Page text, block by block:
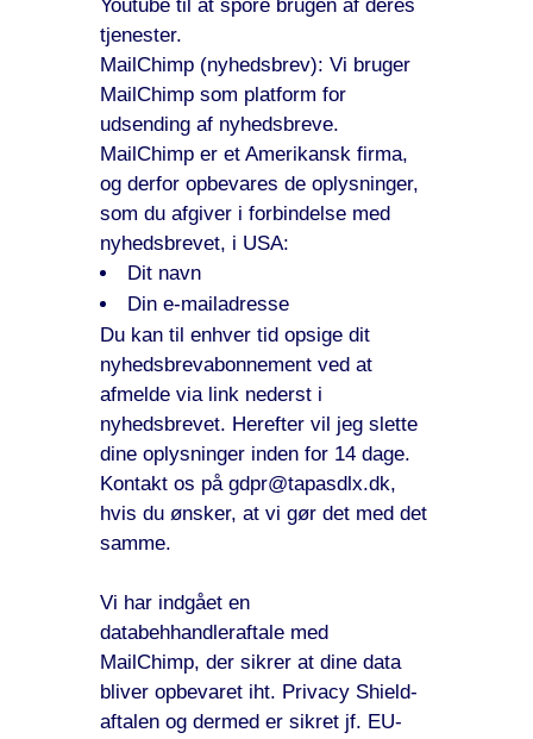
Youtube til at spore brugen af deres
tjenester.
MailChimp (nyhedsbrev): Vi bruger
MailChimp som platform for
udsending af nyhedsbreve.
MailChimp er et Amerikansk firma,
og derfor opbevares de oplysninger,
som du afgiver i forbindelse med
nyhedsbrevet, i USA:
Dit navn
Din e-mailadresse
Du kan til enhver tid opsige dit
nyhedsbrevabonnement ved at
afmelde via link nederst i
nyhedsbrevet. Herefter vil jeg slette
dine oplysninger inden for 14 dage.
Kontakt os på gdpr@tapasdlx.dk,
hvis du ønsker, at vi gør det med det
samme.
Vi har indgået en
databehhandleraftale med
MailChimp, der sikrer at dine data
bliver opbevaret iht. Privacy Shield-
aftalen og dermed er sikret jf. EU-